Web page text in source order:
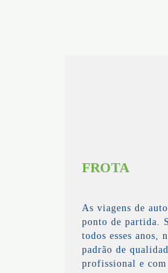
FROTA
As viagens de
ponto de partida.
todos esses anos,
padrão de
profissional e com